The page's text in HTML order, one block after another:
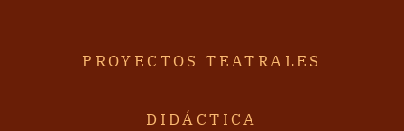
PROYECTOS TEATRALES
DIDÁCTICA